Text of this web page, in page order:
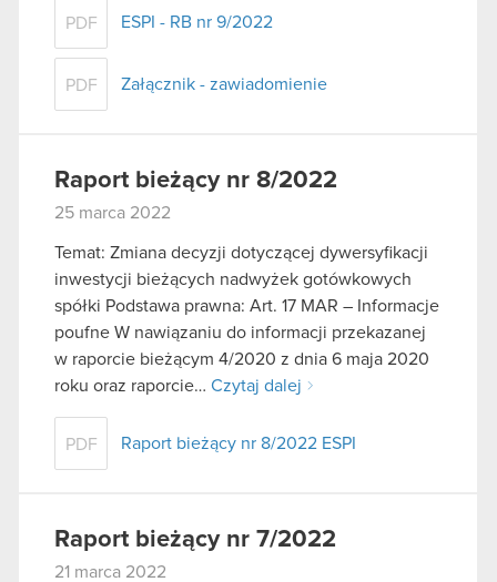
PDF ESPI - RB nr 9/2022
PDF Załącznik - zawiadomienie
Raport bieżący nr 8/2022
25 marca 2022
Temat: Zmiana decyzji dotyczącej dywersyfikacji
inwestycji bieżących nadwyżek gotówkowych
spółki Podstawa prawna: Art. 17 MAR – Informacje
poufne W nawiązaniu do informacji przekazanej
w raporcie bieżącym 4/2020 z dnia 6 maja 2020
roku oraz raporcie… Czytaj dalej
PDF Raport bieżący nr 8/2022 ESPI
Raport bieżący nr 7/2022
21 marca 2022